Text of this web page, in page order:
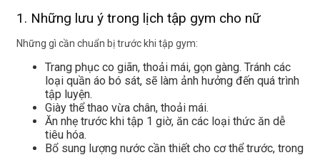
1. Những lưu ý trong lịch tập gym cho nữ
Những gì cần chuẩn bị trước khi tập gym:
Trang phục co giãn, thoải mái, gọn gàng. Tránh các
loại quần áo bó sát, sẽ làm ảnh hưởng đến quá trình
tập luyện.
Giày thể thao vừa chân, thoải mái.
Ăn nhẹ trước khi tập 1 giờ, ăn các loại thức ăn dễ
tiêu hóa.
Bổ sung lượng nước cần thiết cho cơ thể trước, trong